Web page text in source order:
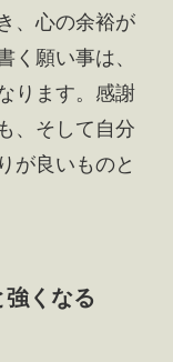
、心の余裕が
く願い事は、
ります。感謝
、そして自分
が良いものと
くなる